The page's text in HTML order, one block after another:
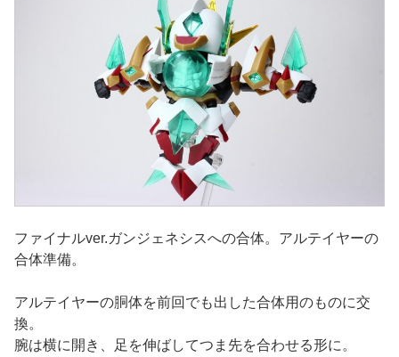
ファイナルver.ガンジェネシスへの合体。アルテイヤーの
合体準備。
アルテイヤーの胴体を前回でも出した合体用のものに交
換。
腕は横に開き、足を伸ばしてつま先を合わせる形に。